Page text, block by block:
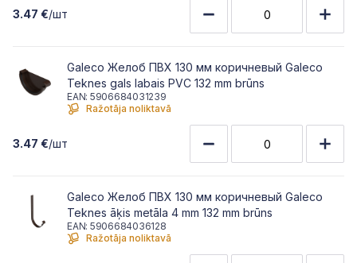
3.47 €/шт
Galeco Желоб ПВХ 130 мм коричневый Galeco
Teknes gals labais PVC 132 mm brūns
EAN: 5906684031239
Ražotāja noliktavā
3.47 €/шт
Galeco Желоб ПВХ 130 мм коричневый Galeco
Teknes āķis metāla 4 mm 132 mm brūns
EAN: 5906684036128
Ražotāja noliktavā